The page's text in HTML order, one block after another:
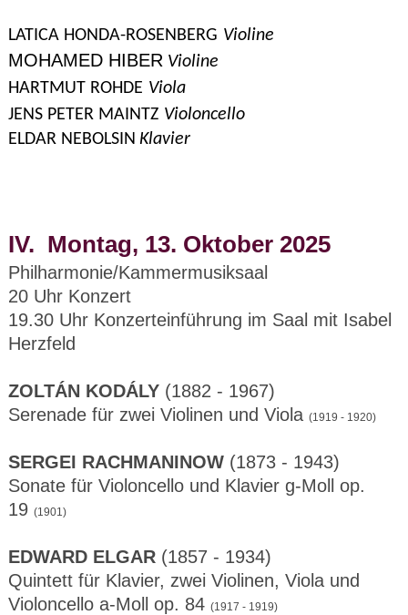
LATICA HONDA-ROSENBERG Violine
MOHAMED HIBERVioline
HARTMUT ROHDE Viola
JENS PETER MAINTZ Violoncello
ELDAR NEBOLSIN Klavier
IV. Montag, 13. Oktober 2025
Philharmonie/Kammermusiksaal
20 Uhr Konzert
19.30 Uhr Konzerteinführung im Saal mit Isabel
Herzfeld
ZOLTÁN KODÁLY(1882 - 1967)
Serenade für zwei Violinen und Viola (1919 - 1920)
SERGEI RACHMANINOW(1873 - 1943)
Sonate für Violoncello und Klavier g-Moll op.
19 (1901)
EDWARD ELGAR(1857 - 1934)
Quintett für Klavier, zwei Violinen, Viola und
Violoncello a-Moll op. 84 (1917 - 1919)